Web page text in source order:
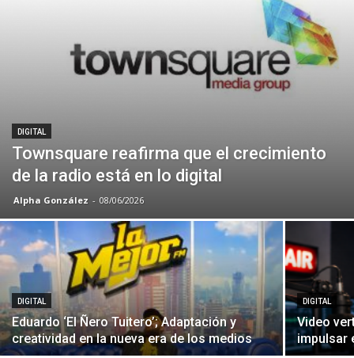
DIGITAL
Townsquare reafirma que el crecimiento
de la radio está en lo digital
Alpha González - 08/06/2026
DIGITAL
Eduardo ‘El Ñero Tuitero’; Adaptación y
creatividad en la nueva era de los medios
DIGITAL
Video
impulsar